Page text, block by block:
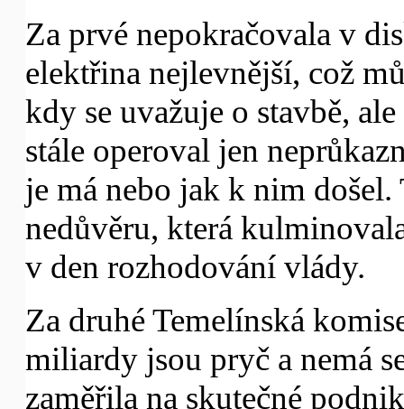
Za prvé nepokračovala v
elektřina nejlevnější, což
kdy se uvažuje o stavbě,
stále operoval jen
je má nebo jak k nim
nedůvěru, která
v den rozhodování vlády.
Za druhé Temelínská
miliardy jsou pryč a nemá
zaměřila na skutečné